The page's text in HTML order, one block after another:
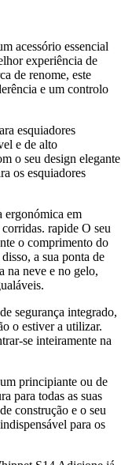
acessório essencial
experiência de
de renome, este
e um controlo
esquiadores
e de alto
o seu design elegante
os esquiadores
ergonómica em
rapide O seu
o comprimento do
a sua ponta de
na neve e no gelo,
segurança integrado,
o estiver a utilizar.
se inteiramente na
principiante ou de
para todas as suas
construção e o seu
para os